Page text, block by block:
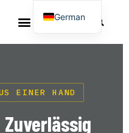
EINER HAND
German